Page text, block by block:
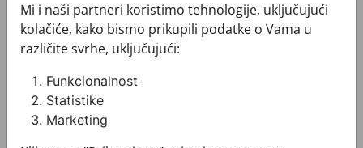
Pogledajte i ovo
Mi i naši partneri koristimo tehnologije, uključujući
kolačiće, kako bismo prikupili podatke o Vama u
različite svrhe, uključujući:
Funkcionalnost
Statistike
Marketing